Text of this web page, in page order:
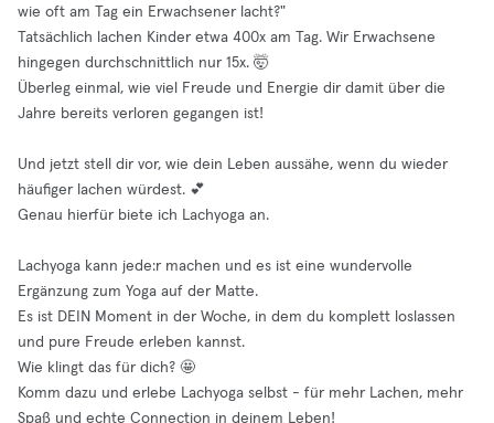
wie oft am Tag ein Erwachsener lacht?"
Tatsächlich lachen Kinder etwa 400x am Tag. Wir Erwachsene
hingegen durchschnittlich nur 15x. 🤯
Überleg einmal, wie viel Freude und Energie dir damit über die
Jahre bereits verloren gegangen ist!
Und jetzt stell dir vor, wie dein Leben aussähe, wenn du wieder
häufiger lachen würdest. 💕
Genau hierfür biete ich Lachyoga an.
Lachyoga kann jede:r machen und es ist eine wundervolle
Ergänzung zum Yoga auf der Matte.
Es ist DEIN Moment in der Woche, in dem du komplett loslassen
und pure Freude erleben kannst.
Wie klingt das für dich? 🤩
Komm dazu und erlebe Lachyoga selbst - für mehr Lachen, mehr
Spaß und echte Connection in deinem Leben!